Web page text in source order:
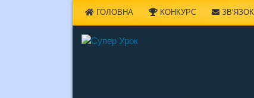
ГОЛОВНА КОНКУРС ЗВ'ЯЗОК